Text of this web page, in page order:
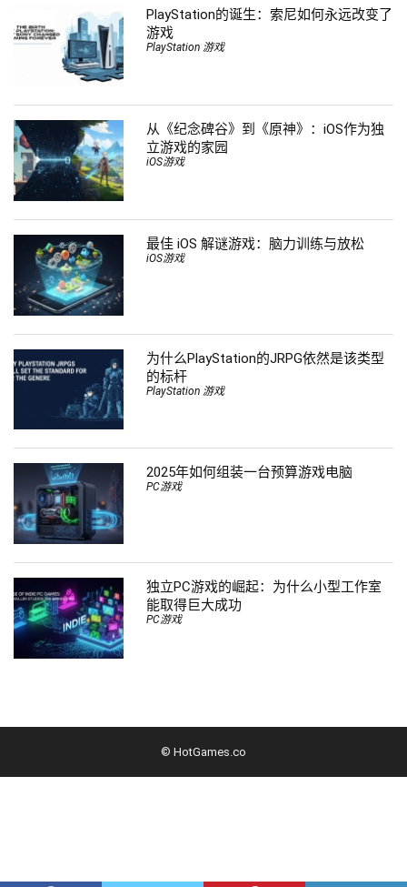
PlayStation的诞生：索尼如何永远改变了
游戏
PlayStation 游戏
从《纪念碑谷》到《原神》：iOS作为独
立游戏的家园
iOS游戏
最佳 iOS 解谜游戏：脑力训练与放松
iOS游戏
为什么PlayStation的JRPG依然是该类型
的标杆
PlayStation 游戏
2025年如何组装一台预算游戏电脑
PC游戏
独立PC游戏的崛起：为什么小型工作室
能取得巨大成功
PC游戏
© HotGames.co